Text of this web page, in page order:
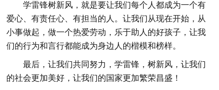
学雷锋树新风，就是要让我们每个人都成为一个有
爱心、有责任心、有担当的人。让我们从现在开始，从
小事做起，做一个热爱劳动，乐于助人的好孩子，让我
们的行为和言行都能成为身边人的楷模和榜样。
最后，让我们共同努力，学雷锋，树新风，让我们
的社会更加美好，让我们的国家更加繁荣昌盛！